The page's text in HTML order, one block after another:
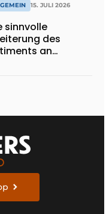
15. JULI 2026
sinnvolle
des
an